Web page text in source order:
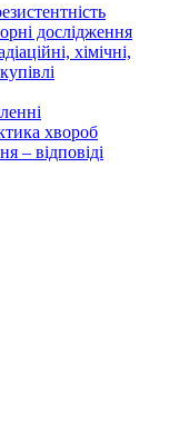
дослідження
хімічні,
хвороб
– відповіді